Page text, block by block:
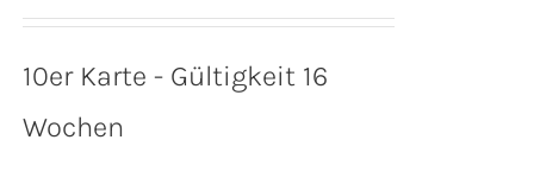
10er Karte - Gültigkeit 16
Wochen